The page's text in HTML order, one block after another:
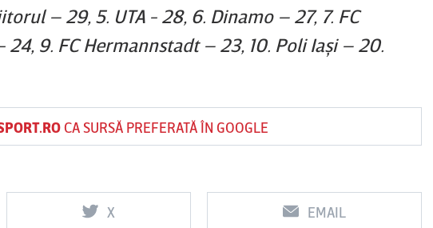
– 29, 5. UTA - 28, 6. Dinamo – 27, 7. FC
9. FC Hermannstadt – 23, 10. Poli Iaşi – 20.
CA SURSĂ PREFERATĂ ÎN GOOGLE
X EMAIL